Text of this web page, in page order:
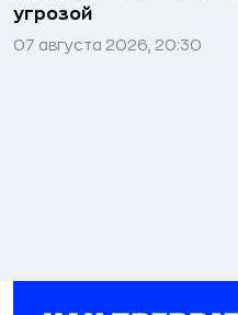
угрозой
07 августа 2026, 20:30